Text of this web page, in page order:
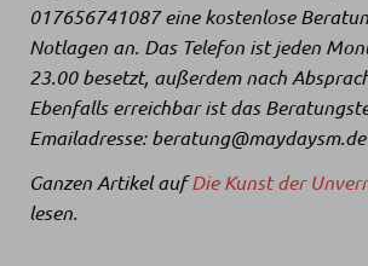
017656741087 eine kostenlose
Notlagen an. Das Telefon ist jeden
23.00 besetzt, außerdem nach
Ebenfalls erreichbar ist das
Emailadresse: beratung@maydaysm.de
Ganzen Artikel aufDie Kunst der
lesen.